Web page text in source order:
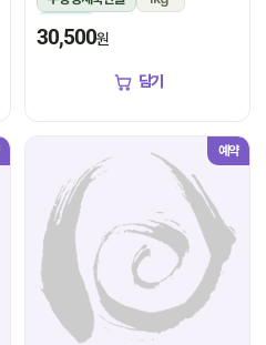
냉장
30,500원
담기
예약